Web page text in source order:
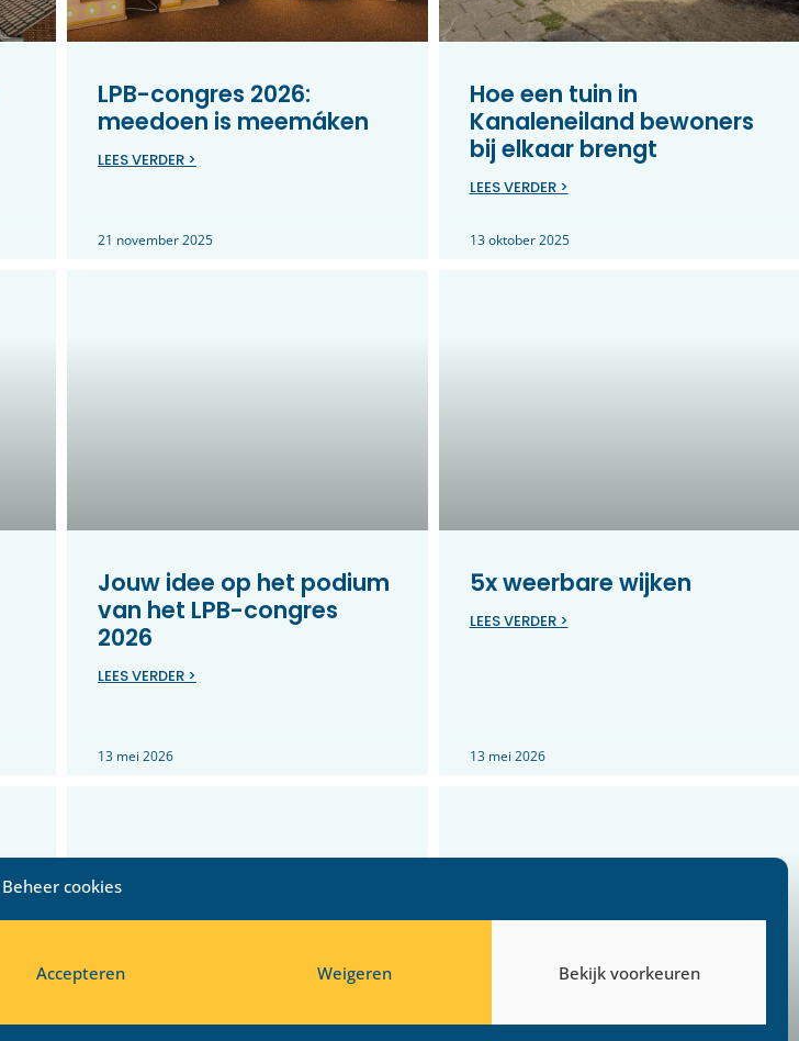
Beheer cookies
Accepteren Weigeren Bekijk voorkeuren
LPB-congres 2026:
meedoen is meemáken
LEES VERDER >
21 november 2025
Hoe een tuin in
Kanaleneiland bewoners
bij elkaar brengt
LEES VERDER >
13 oktober 2025
Jouw idee op het podium
van het LPB-congres
2026
LEES VERDER >
13 mei 2026
5x weerbare wijken
LEES VERDER >
13 mei 2026